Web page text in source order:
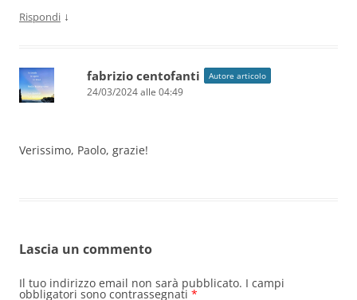
Rispondi ↓
fabrizio centofanti Autore articolo
24/03/2024 alle 04:49
Verissimo, Paolo, grazie!
Lascia un commento
Il tuo indirizzo email non sarà pubblicato. I campi
obbligatori sono contrassegnati *